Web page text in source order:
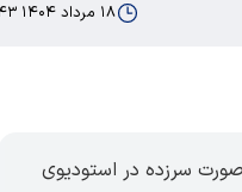
۱۸ مرداد ۱۴۰۴ ۰۹:۴۳
سرزده در استودیوی